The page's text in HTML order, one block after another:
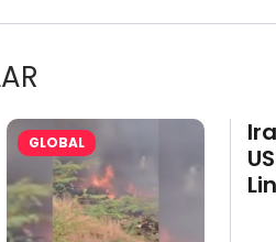
GLOBAL